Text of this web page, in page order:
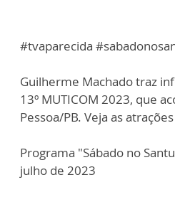
#tvaparecida
Guilherme Machado traz
13º MUTICOM 2023, que
Pessoa/PB. Veja as
Programa "Sábado no
julho de 2023